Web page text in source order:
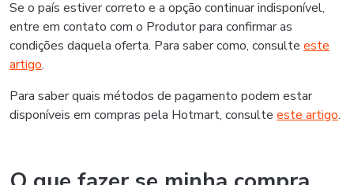
Se o país estiver correto e a opção continuar indisponível,
entre em contato com o Produtor para confirmar as
condições daquela oferta. Para saber como, consulte este
artigo.
Para saber quais métodos de pagamento podem estar
disponíveis em compras pela Hotmart, consulte este artigo.